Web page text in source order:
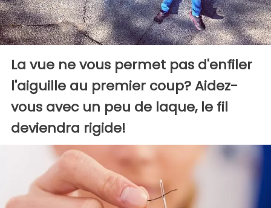
La vue ne vous permet pas d'enfiler
l'aiguille au premier coup? Aidez-
vous avec un peu de laque, le fil
deviendra rigide!